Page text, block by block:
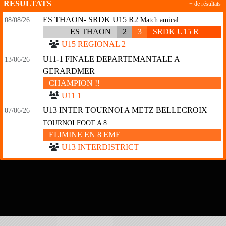
RÉSULTATS
08/08/26 ES THAON- SRDK U15 R2 Match amical
ES THAON 2 3
SRDK U15 R
U15 REGIONAL 2
13/06/26
U11-1 FINALE DEPARTEMANTALE A
GERARDMER
CHAMPION !!
U11 1
07/06/26 U13 INTER TOURNOI A METZ BELLECROIX
TOURNOI FOOT A 8
ELIMINE EN 8 EME
U13 INTERDISTRICT
+ de résultats